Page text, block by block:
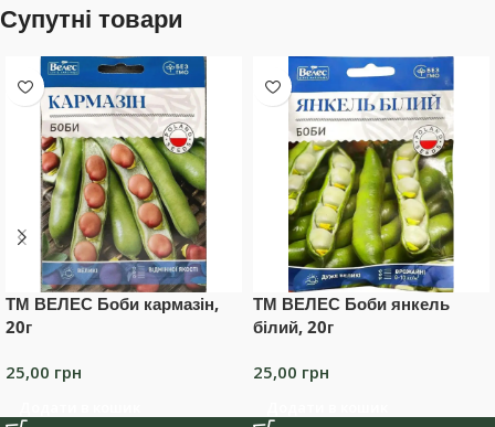
Супутні товари
ТМ ВЕЛЕС Боби кармазін,
20г
25,00 грн
ТМ ВЕЛЕС Боби янкель
білий, 20г
25,00 грн